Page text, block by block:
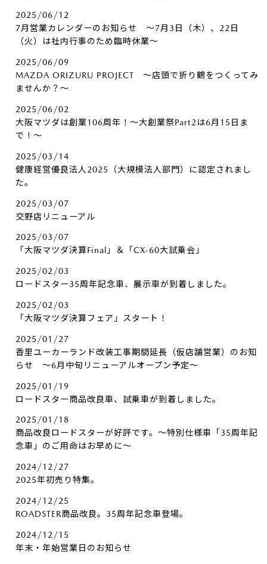
2025/06/12
7月営業カレンダーのお知らせ ～7月3日（木）、22日
（火）は社内行事のため臨時休業～
2025/06/09
MAZDA ORIZURU PROJECT ～店頭で折り鶴をつくってみ
ませんか？～
2025/06/02
大阪マツダは創業106周年！～大創業祭Part2は6月15日ま
で！～
2025/03/14
健康経営優良法人2025（大規模法人部門）に認定されまし
た。
2025/03/07
交野店リニューアル
2025/03/07
「大阪マツダ決算Final」＆「CX-60大試乗会」
2025/02/03
ロードスター35周年記念車、展示車が到着しました。
2025/02/03
「大阪マツダ決算フェア」スタート！
2025/01/27
香里ユーカーランド改装工事期間延長（仮店舗営業）のお知
らせ ～6月中旬リニューアルオープン予定～
2025/01/19
ロードスター商品改良車、試乗車が到着しました。
2025/01/18
商品改良ロードスターが好評です。～特別仕様車「35周年記
念車」のご用命はお早めに～
2024/12/27
2025年初売り特集。
2024/12/25
ROADSTER商品改良。35周年記念車登場。
2024/12/15
年末・年始営業日のお知らせ